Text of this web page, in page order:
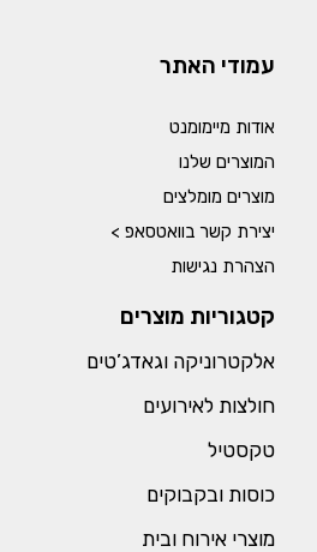
עמודי האתר
אודות מיימומנט
המוצרים שלנו
מוצרים מומלצים
יצירת קשר בוואטסאפ >
הצהרת נגישות
קטגוריות מוצרים
אלקטרוניקה וגאדג’טים
חולצות לאירועים
טקסטיל
כוסות ובקבוקים
מוצרי אירוח ובית